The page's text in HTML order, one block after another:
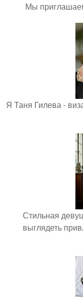
Мы
Я Таня Гилева -
Стильная
выглядеть